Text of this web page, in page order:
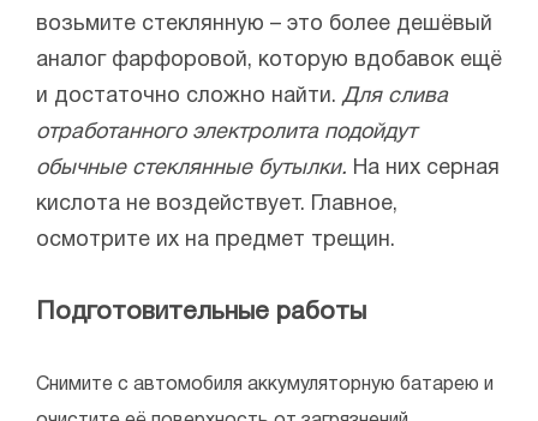
возьмите стеклянную – это более дешёвый
аналог фарфоровой, которую вдобавок ещё
и достаточно сложно найти. Для слива
отработанного электролита подойдут
обычные стеклянные бутылки. На них серная
кислота не воздействует. Главное,
осмотрите их на предмет трещин.
Подготовительные работы
Снимите с автомобиля аккумуляторную батарею и